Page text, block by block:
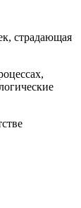
страдающая